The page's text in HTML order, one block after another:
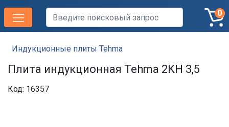
0
Индукционные плиты Tehma
Плита индукционная Tehma 2KН 3,5
Код: 16357